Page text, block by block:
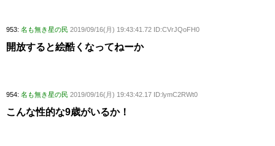
953: 名も無き星の民 2019/09/16(月) 19:43:41.72 ID:CVrJQoFH0
開放すると絵酷くなってねーか
954: 名も無き星の民 2019/09/16(月) 19:43:42.17 ID:lymC2RWt0
こんな性的な9歳がいるか！